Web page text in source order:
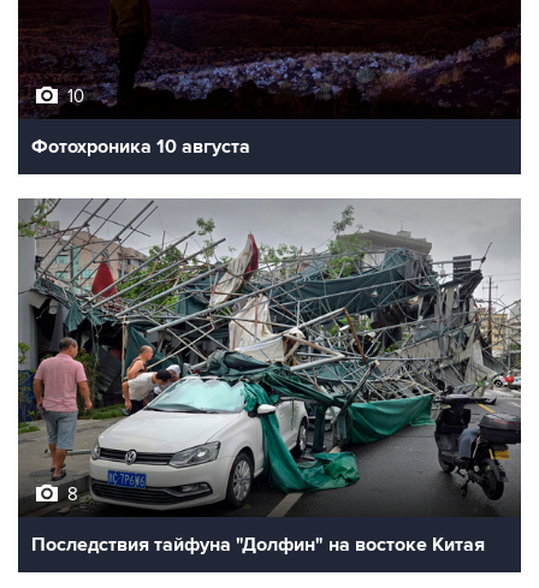
10
Фотохроника 10 августа
8
Последствия тайфуна "Долфин" на востоке Китая